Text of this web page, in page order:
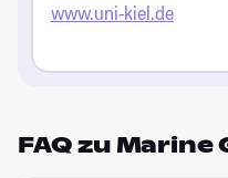
www.uni-kiel.de
FAQ zu Marine